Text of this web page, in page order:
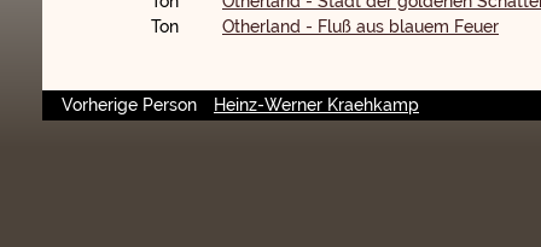
Ton
Otherland - Fluß aus blauem Feuer
Vorherige Person Heinz-Werner Kraehkamp